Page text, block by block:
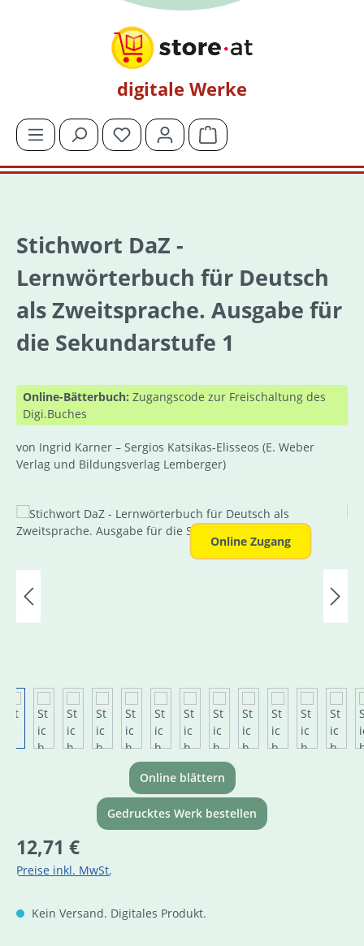
digitale Werke
Du hast 0 Produkte auf dem Merkzettel
Warenkorb enthält 0
Stichwort DaZ -
Lernwörterbuch für Deutsch
als Zweitsprache. Ausgabe für
die Sekundarstufe 1
Online-Bätterbuch: Zugangscode zur Freischaltung des
Digi.Buches
von Ingrid Karner – Sergios Katsikas-Elisseos (E. Weber
Verlag und Bildungsverlag Lemberger)
Bildergalerie überspringen
Online Zugang
Online blättern
Gedrucktes Werk bestellen
Regulärer Preis:
12,71 €
Preise inkl. MwSt.
Kein Versand. Digitales Produkt.